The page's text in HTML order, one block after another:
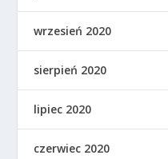
wrzesień 2020
sierpień 2020
lipiec 2020
czerwiec 2020